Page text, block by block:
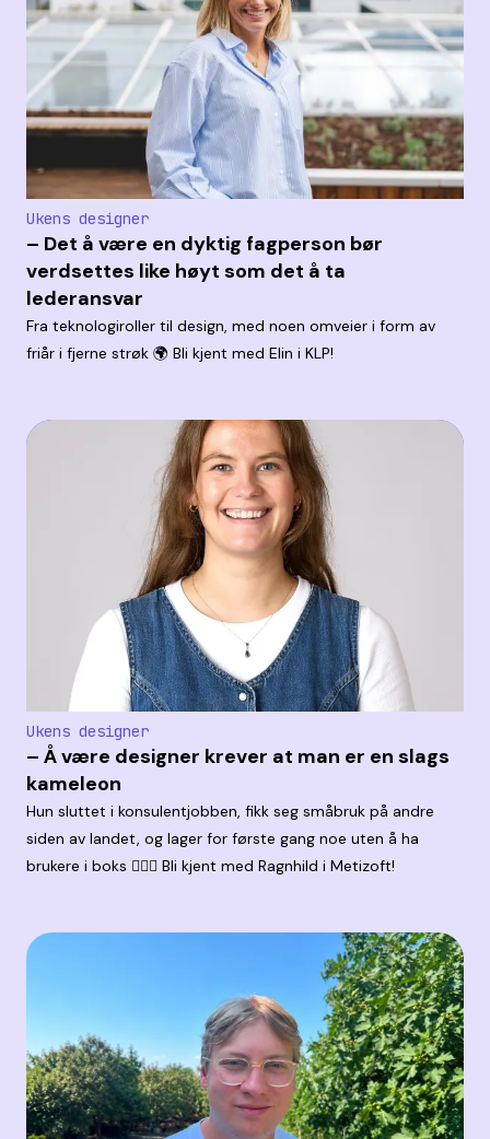
Ukens designer
– Det å være en dyktig fagperson bør
verdsettes like høyt som det å ta
lederansvar
Fra teknologiroller til design, med noen omveier i form av
friår i fjerne strøk 🌍 Bli kjent med Elin i KLP!
Ukens designer
– Å være designer krever at man er en slags
kameleon
Hun sluttet i konsulentjobben, fikk seg småbruk på andre
siden av landet, og lager for første gang noe uten å ha
brukere i boks 🤹🏼‍♀️ Bli kjent med Ragnhild i Metizoft!